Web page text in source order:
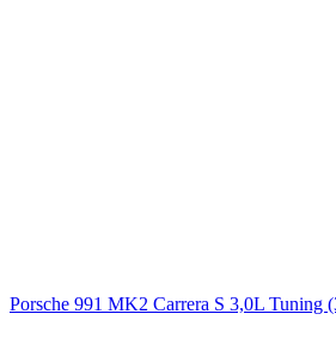
Porsche 991 MK2 Carrera S 3,0L